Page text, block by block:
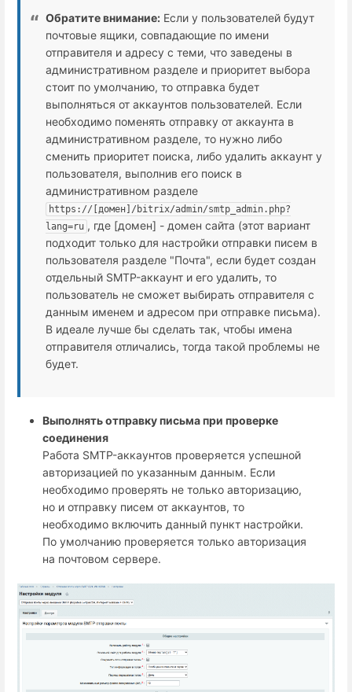
Обратите внимание: Если у пользователей будут
почтовые ящики, совпадающие по имени
отправителя и адресу с теми, что заведены в
административном разделе и приоритет выбора
стоит по умолчанию, то отправка будет
выполняться от аккаунтов пользователей. Если
необходимо поменять отправку от аккаунта в
административном разделе, то нужно либо
сменить приоритет поиска, либо удалить аккаунт у
пользователя, выполнив его поиск в
административном разделе
https://[домен]/bitrix/admin/smtp_admin.php?
lang=ru , где [домен] - домен сайта (этот вариант
подходит только для настройки отправки писем в
пользователя разделе "Почта", если будет создан
отдельный SMTP-аккаунт и его удалить, то
пользователь не сможет выбирать отправителя с
данным именем и адресом при отправке письма).
В идеале лучше бы сделать так, чтобы имена
отправителя отличались, тогда такой проблемы не
будет.
Выполнять отправку письма при проверке
соединения
Работа SMTP-аккаунтов проверяется успешной
авторизацией по указанным данным. Если
необходимо проверять не только авторизацию,
но и отправку писем от аккаунтов, то
необходимо включить данный пункт настройки.
По умолчанию проверяется только авторизация
на почтовом сервере.